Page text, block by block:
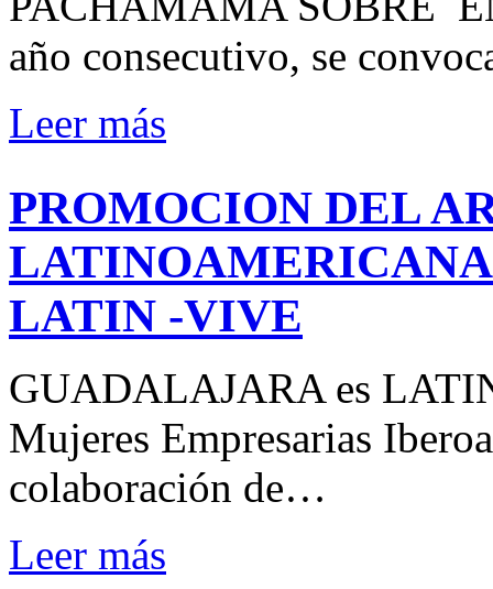
año consecutivo, se
Leer más
PROMOCION DEL
LATIN -VIVE
GUADALAJARA es
Mujeres Empresarias
colaboración de…
Leer más